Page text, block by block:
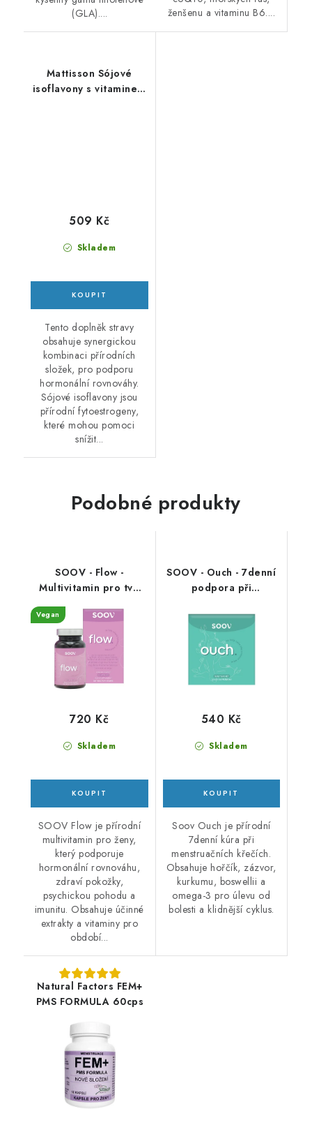
(GLA)....
ženšenu a vitaminu B6....
Mattisson Sójové
isoflavony s vitaminem
Skladem
509 Kč
Tento doplněk stravy
obsahuje synergickou
kombinaci přírodních
složek, pro podporu
hormonální rovnováhy.
Sójové isoflavony jsou
přírodní fytoestrogeny,
které mohou pomoci
snížit...
Podobné produkty
SOOV - Flow -
Multivitamin pro tvé
Vegan
Skladem
720 Kč
SOOV Flow je přírodní
multivitamin pro ženy,
který podporuje
hormonální rovnováhu,
zdraví pokožky,
psychickou pohodu a
imunitu. Obsahuje účinné
extrakty a vitaminy pro
období...
SOOV - Ouch - 7denní
podpora při
(7denní sáčky)
Skladem
540 Kč
Soov Ouch je přírodní
7denní kúra při
menstruačních křečích.
Obsahuje hořčík, zázvor,
kurkumu, boswellii a
omega-3 pro úlevu od
bolesti a klidnější cyklus.
Natural Factors FEM+
PMS FORMULA 60cps